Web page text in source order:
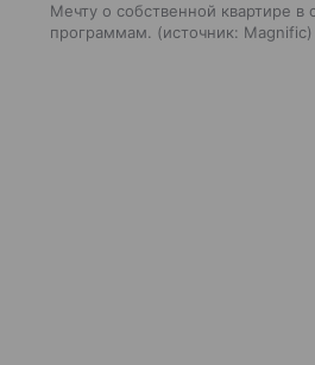
Мечту о собственной квартире
программам.
источник: Magnific